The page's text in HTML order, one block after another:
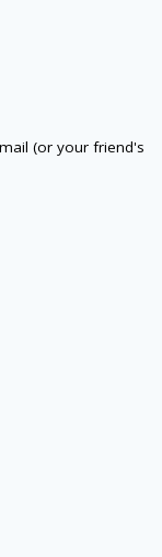
(or your friend's